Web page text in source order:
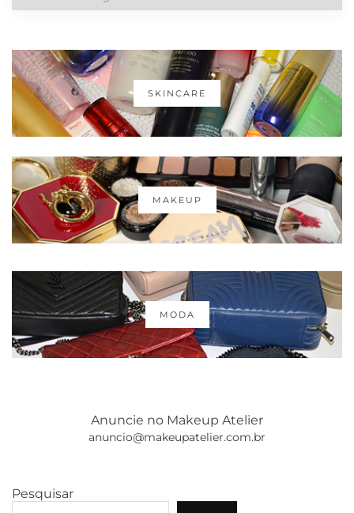
SKINCARE
MAKEUP
MODA
Anuncie no Makeup Atelier
anuncio@makeupatelier.com.br
Pesquisar